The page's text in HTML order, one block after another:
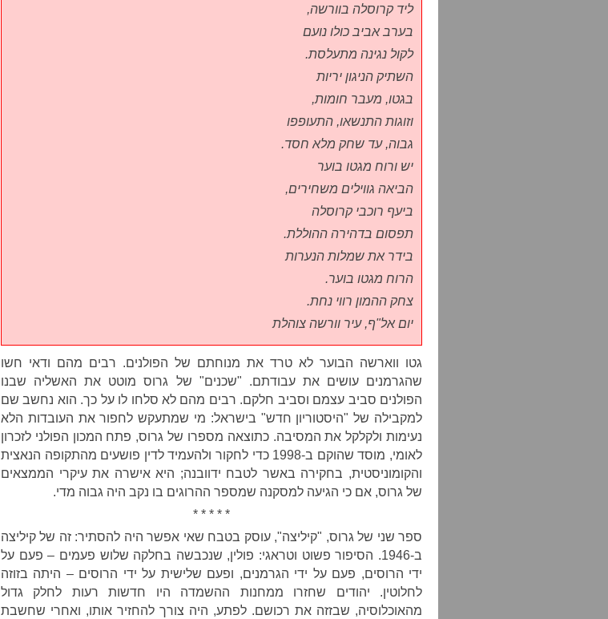
ליד קרוסלה בוורשה,
בערב אביב כולו נועם
לקול נגינה מתעלסת.
השתיק הניגון יריות
בגטו, מעבר חומות,
וזוגות התנשאו, התעופפו
גבוה, עד שחק מלא חסד.
יש ורוח מגטו בוער
הביאה גווילים משחירים,
ביעף רוכבי קרוסלה
תפסום בדהירה ההוללת.
בידר את שמלות הנערות
הרוח מגטו בוער.
צחק ההמון רווי נחת.
יום אל"ף, עיר וורשה צוהלת
גטו ווארשה הבוער לא טרד את מנוחתם של הפולנים. רבים מהם ודאי חשו
שהגרמנים עושים את עבודתם. "שכנים" של גרוס מוטט את האשליה שבנו
הפולנים סביב עצמם וסביב חלקם. רבים מהם לא סלחו לו על כך. הוא נחשב שם
למקבילה של "היסטוריון חדש" בישראל: מי שמתעקש לחפור את העובדות הלא
נעימות ולקלקל את המסיבה. כתוצאה מספרו של גרוס, פתח המכון הפולני לזכרון
לאומי, מוסד שהוקם ב-1998 כדי לחקור ולהעמיד לדין פושעים מהתקופה הנאצית
והקומוניסטית, בחקירה באשר לטבח ידוובנה; היא אישרה את עיקרי הממצאים
של גרוס, אם כי הגיעה למסקנה שמספר ההרוגים בו נקב היה גבוה מדי.
* * * * *
ספר שני של גרוס, "קיליצה", עוסק בטבח שאי אפשר היה להסתיר: זה של קיליצה
ב-1946. הסיפור פשוט וטראגי: פולין, שנכבשה בחלקה שלוש פעמים – פעם על
ידי הרוסים, פעם על ידי הגרמנים, ופעם שלישית על ידי הרוסים – היתה בזוזה
לחלוטין. יהודים שחזרו ממחנות ההשמדה היו חדשות רעות לחלק גדול
מהאוכלוסיה, שבזזה את רכושם. לפתע, היה צורך להחזיר אותו, ואחרי שחשבת